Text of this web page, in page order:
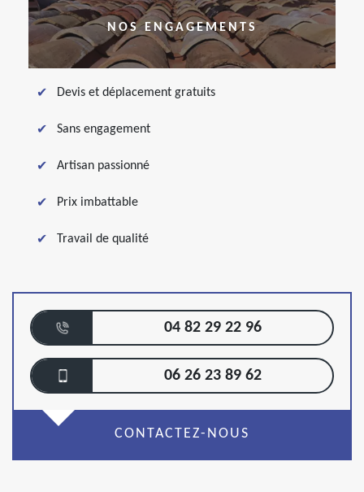
NOS ENGAGEMENTS
Devis et déplacement gratuits
Sans engagement
Artisan passionné
Prix imbattable
Travail de qualité
04 82 29 22 96
06 26 23 89 62
CONTACTEZ-NOUS